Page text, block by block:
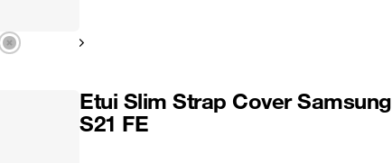
Pokaż następny
Etui Slim Strap Cover Samsung
S21 FE